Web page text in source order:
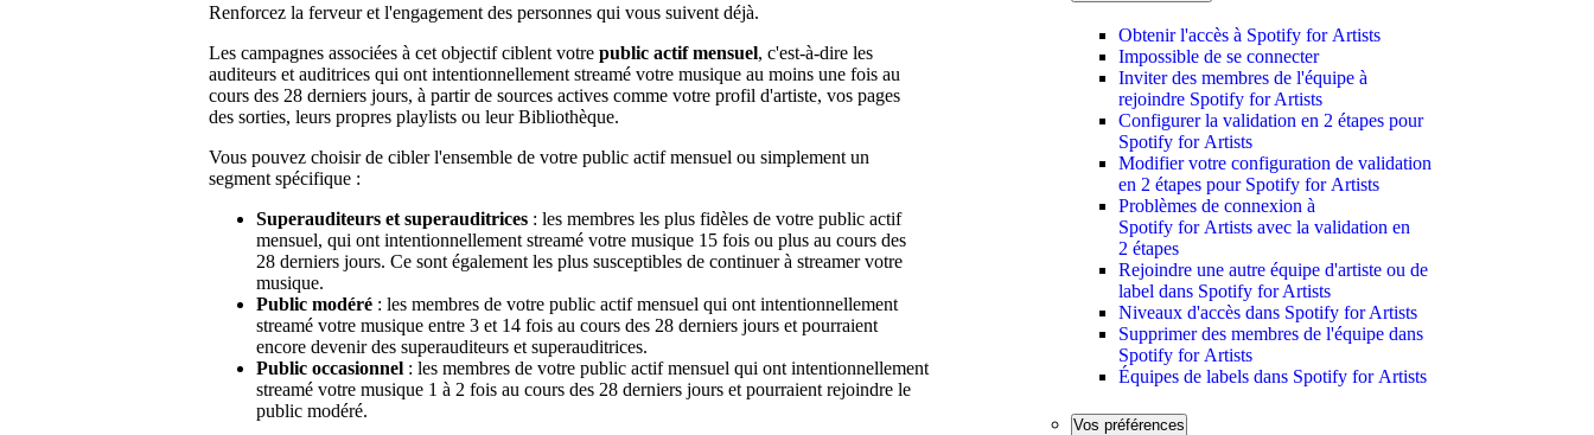
Renforcez la ferveur et l'engagement des personnes qui vous suivent déjà.
Les campagnes associées à cet objectif ciblent votre public actif mensuel, c'est-à-dire les
auditeurs et auditrices qui ont intentionnellement streamé votre musique au moins une fois au
cours des 28 derniers jours, à partir de sources actives comme votre profil d'artiste, vos pages
des sorties, leurs propres playlists ou leur Bibliothèque.
Vous pouvez choisir de cibler l'ensemble de votre public actif mensuel ou simplement un
segment spécifique :
Superauditeurs et superauditrices : les membres les plus fidèles de votre public actif
mensuel, qui ont intentionnellement streamé votre musique 15 fois ou plus au cours des
28 derniers jours. Ce sont également les plus susceptibles de continuer à streamer votre
musique.
Public modéré : les membres de votre public actif mensuel qui ont intentionnellement
streamé votre musique entre 3 et 14 fois au cours des 28 derniers jours et pourraient
encore devenir des superauditeurs et superauditrices.
Public occasionnel : les membres de votre public actif mensuel qui ont intentionnellement
streamé votre musique 1 à 2 fois au cours des 28 derniers jours et pourraient rejoindre le
public modéré.
Obtenir l'accès à Spotify for Artists
Impossible de se connecter
Inviter des membres de l'équipe à
rejoindre Spotify for Artists
Configurer la validation en 2 étapes pour
Spotify for Artists
Modifier votre configuration de validation
en 2 étapes pour Spotify for Artists
Problèmes de connexion à
Spotify for Artists avec la validation en
2 étapes
Rejoindre une autre équipe d'artiste ou de
label dans Spotify for Artists
Niveaux d'accès dans Spotify for Artists
Supprimer des membres de l'équipe dans
Spotify for Artists
Équipes de labels dans Spotify for Artists
Vos préférences